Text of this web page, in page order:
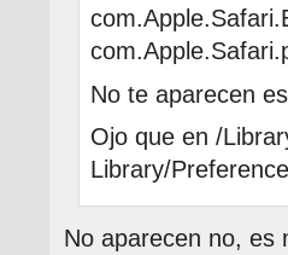
No te aparecen
Ojo que en /
Library/
No aparecen no, es